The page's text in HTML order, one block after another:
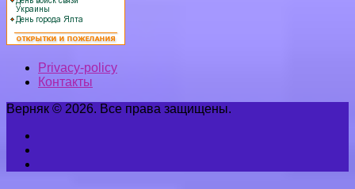
Privacy-policy
Контакты
Верняк © 2026. Все права защищены.